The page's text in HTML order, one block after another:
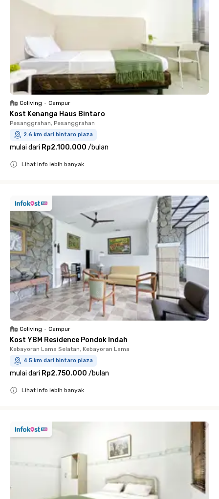
Coliving • Campur
Kost Kenanga Haus Bintaro
Pesanggrahan, Pesanggrahan
2.6 km dari bintaro plaza
mulai dari Rp2.100.000 /bulan
Lihat info lebih banyak
Coliving • Campur
Kost YBM Residence Pondok Indah
Kebayoran Lama Selatan, Kebayoran Lama
4.5 km dari bintaro plaza
mulai dari Rp2.750.000 /bulan
Lihat info lebih banyak